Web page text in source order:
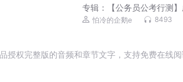
专辑：
【公务员公考行测
怕冷的企鹅e 8493
权完整版的音频和章节文字，支持免费在线阅